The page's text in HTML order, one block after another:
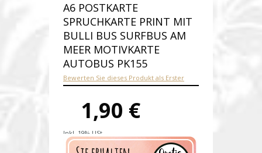
A6 POSTKARTE
SPRUCHKARTE PRINT MIT
BULLI BUS SURFBUS AM
MEER MOTIVKARTE
AUTOBUS PK155
Bewerten Sie dieses Produkt als Erster
1,90 €
Inkl. 19% USt.
Versandkosten